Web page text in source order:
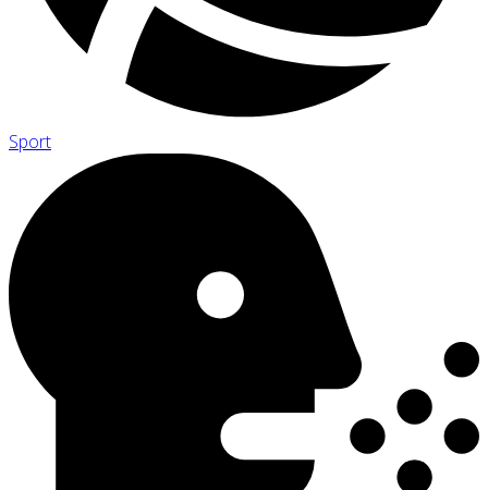
Sport